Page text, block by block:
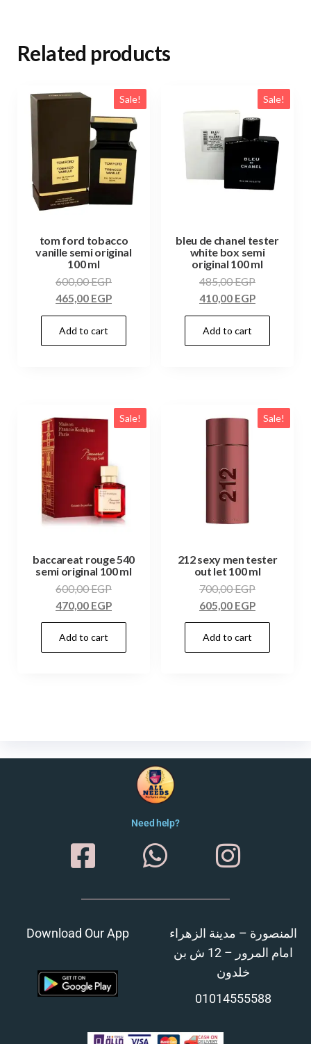
Related products
Sale!
tom ford tobacco
vanille semi original
100 ml
600,00EGP
465,00 EGP
Add to cart
Sale!
bleu de chanel tester
white box semi
original 100 ml
485,00EGP
410,00 EGP
Add to cart
Sale!
baccareat rouge 540
semi original 100 ml
600,00EGP
470,00 EGP
Add to cart
Sale!
212 sexy men tester
out let 100 ml
700,00EGP
605,00 EGP
Add to cart
Need help?
Download Our App
المنصورة – مدينة الزهراء
امام المرور – 12 ش بن
خلدون
01014555588